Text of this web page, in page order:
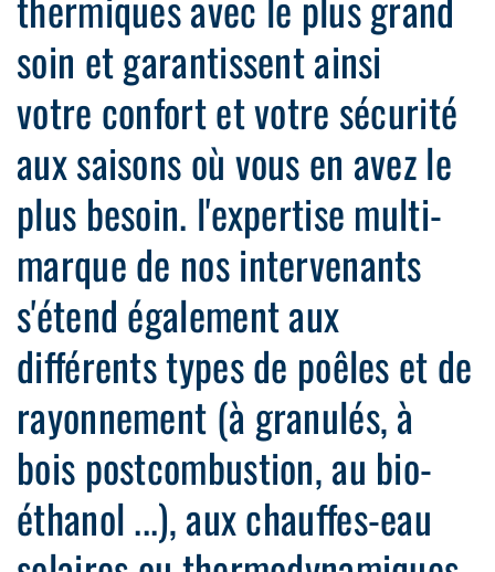
soin et garantissent ainsi
votre confort et votre sécurité
aux saisons où vous en avez le
plus besoin. l'expertise multi-
marque de nos intervenants
s'étend également aux
différents types de poêles et de
rayonnement (à granulés, à
bois postcombustion, au bio-
éthanol ...), aux chauffes-eau